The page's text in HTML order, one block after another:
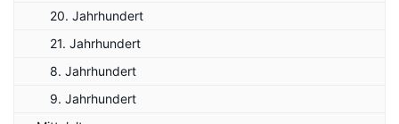
20. Jahrhundert
21. Jahrhundert
8. Jahrhundert
9. Jahrhundert